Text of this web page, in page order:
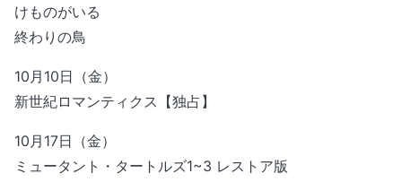
けものがいる
終わりの鳥
10月10日（金）
新世紀ロマンティクス【独占】
10月17日（金）
ミュータント・タートルズ1~3 レストア版